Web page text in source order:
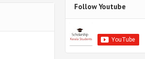
Follow Youtube